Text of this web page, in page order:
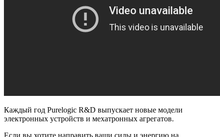
Каждый год Purelogic R&D выпускает новые модели
электронных устройств и мехатронных агрегатов.
Если вы хотите направить ваши силы и энергию на